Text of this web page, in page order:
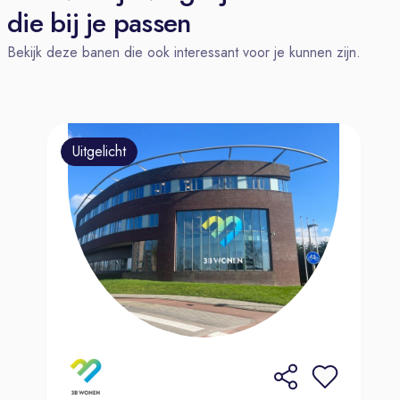
die bij je passen
Bekijk deze banen die ook interessant voor je kunnen zijn.
Uitgelicht